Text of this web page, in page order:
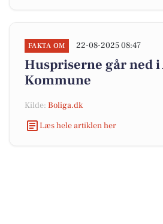
FAKTA OM 22-08-2025 08:47
Huspriserne går ned i
Kommune
Kilde: Boliga.dk
Læs hele artiklen her